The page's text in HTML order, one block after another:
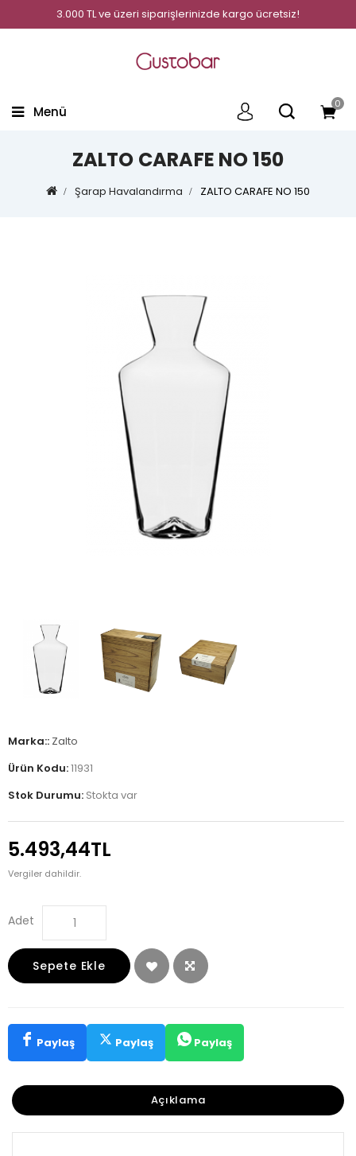
3.000 TL ve üzeri siparişlerinizde kargo ücretsiz!
0
Menü
ZALTO CARAFE NO 150
Şarap Havalandırma ZALTO CARAFE NO 150
Marka:: Zalto
Ürün Kodu:11931
Stok Durumu: Stokta var
5.493,44TL
Vergiler dahildir.
Adet
Sepete Ekle
Paylaş Paylaş Paylaş
Açıklama